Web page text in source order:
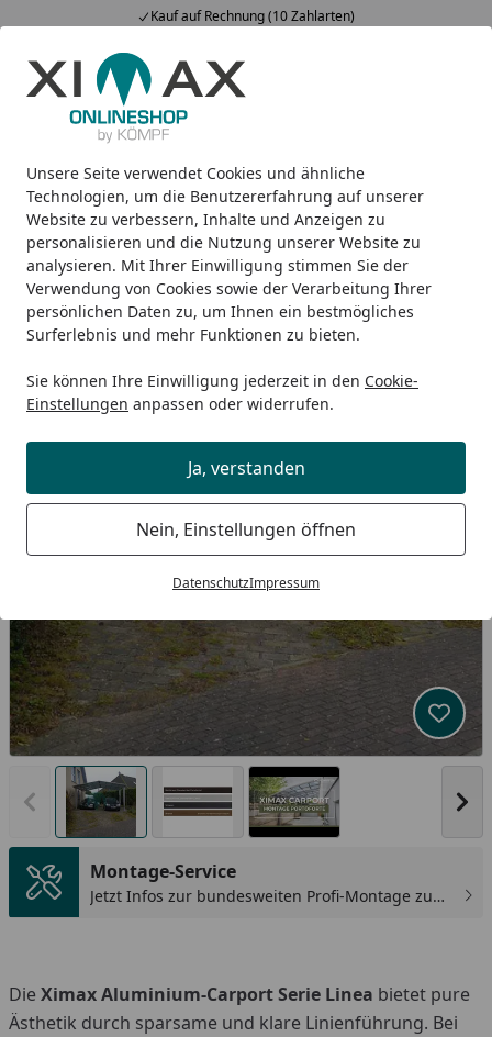
Unsere Seite verwendet Cookies und ähnliche
Technologien, um die Benutzererfahrung auf unserer
Website zu verbessern, Inhalte und Anzeigen zu
personalisieren und die Nutzung unserer Website zu
analysieren. Mit Ihrer Einwilligung stimmen Sie der
Verwendung von Cookies sowie der Verarbeitung Ihrer
persönlichen Daten zu, um Ihnen ein bestmögliches
Surferlebnis und mehr Funktionen zu bieten.
Sie können Ihre Einwilligung jederzeit in den Cookie-
Einstellungen anpassen oder widerrufen.
Ja, verstanden
Nein, Einstellungen öffnen
DatenschutzImpressum
Kauf auf Rechnung (10 Zahlarten)
Alle Produkte
Mein Konto
Suchen
Startseite
Design-Carports Linea Ximax Carport Linea Typ 60 M-
Ximax Carport Linea Typ 60 M-
Ausführung 495 x 604 cm
Vorheriges Bild anzeigen
Montage-Service
Jetzt Infos zur bundesweiten Profi-Montage zum
Die Ximax Aluminium-Carport Serie Linea bietet pure
Ästhetik durch sparsame und klare Linienführung. Bei